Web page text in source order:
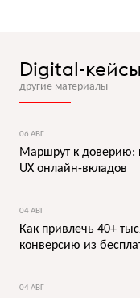
Digital-кейсы
другие материалы
06 АВГ
Маршрут к доверию:
UX онлайн-вкладов
04 АВГ
Как привлечь 40+
конверсию из
04 АВГ